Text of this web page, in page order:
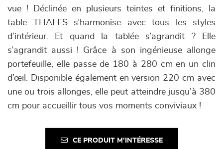
vue ! Déclinée en plusieurs teintes et finitions, la
table THALES s’harmonise avec tous les styles
d’intérieur. Et quand la tablée s’agrandit ? Elle
s’agrandit aussi ! Grâce à son ingénieuse allonge
portefeuille, elle passe de 180 à 280 cm en un clin
d’œil. Disponible également en version 220 cm avec
une ou trois allonges, elle peut atteindre jusqu’à 380
cm pour accueillir tous vos moments conviviaux !
CE PRODUIT M'INTÉRESSE